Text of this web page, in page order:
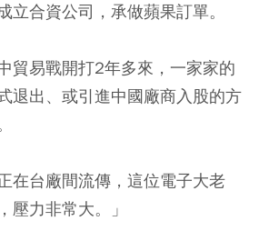
立合資公司，承做蘋果訂單。
貿易戰開打2年多來，一家家的
退出、或引進中國廠商入股的方
在台廠間流傳，這位電子大老
壓力非常大。」